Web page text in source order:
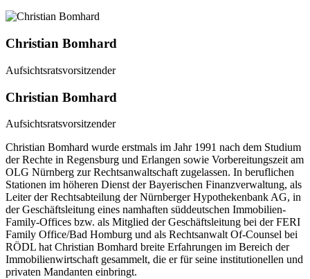
Christian Bomhard
Aufsichtsratsvorsitzender
Christian Bomhard
Aufsichtsratsvorsitzender
Christian Bomhard wurde erstmals im Jahr 1991 nach dem Studium
der Rechte in Regensburg und Erlangen sowie Vorbereitungszeit am
OLG Nürnberg zur Rechtsanwaltschaft zugelassen. In beruflichen
Stationen im höheren Dienst der Bayerischen Finanzverwaltung, als
Leiter der Rechtsabteilung der Nürnberger Hypothekenbank AG, in
der Geschäftsleitung eines namhaften süddeutschen Immobilien-
Family-Offices bzw. als Mitglied der Geschäftsleitung bei der FERI
Family Office/Bad Homburg und als Rechtsanwalt Of-Counsel bei
RÖDL hat Christian Bomhard breite Erfahrungen im Bereich der
Immobilienwirtschaft gesammelt, die er für seine institutionellen und
privaten Mandanten einbringt.